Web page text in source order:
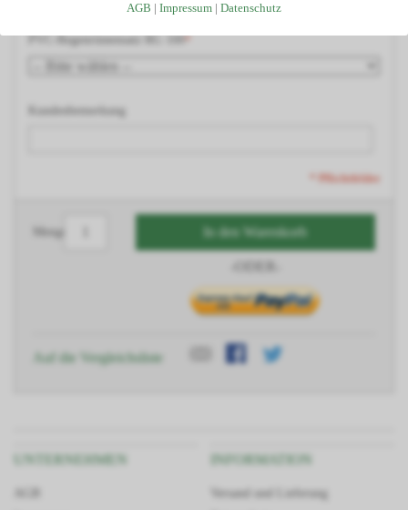
PVC-Regenrinnensatz RG 100
Kundenbemerkung
* Pflichtfelder
Menge In den Warenkorb
Auf die Vergleichsliste
UNTERNEHMEN INFORMATION
Versand und Lieferung
AGB Impressum Datenschutz